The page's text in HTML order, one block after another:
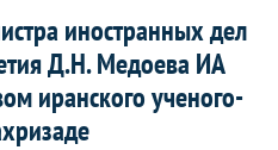
иностранных дел
Д.Н. Медоева ИА
иранского ученого-